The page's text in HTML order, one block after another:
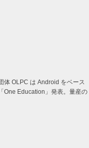
体 OLPC は Android をベース
One Education」発表。量産の